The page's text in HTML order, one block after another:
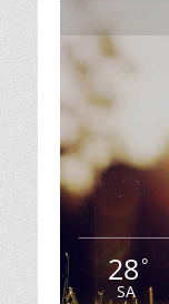
28°
SA